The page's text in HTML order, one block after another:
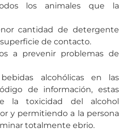
los animales que la
cantidad de detergente
de contacto.
a prevenir problemas de
alcohólicas en las
de información, estas
la toxicidad del alcohol
y permitiendo a la persona
totalmente ebrio.